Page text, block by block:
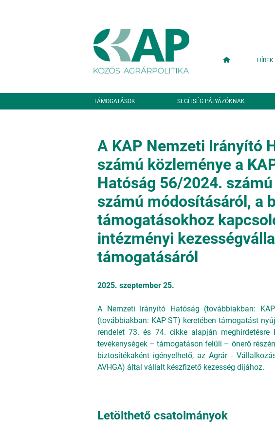
Fő navigáció
HÍREK
Másodlagos navigáció
TÁMOGATÁSOK SEGÍTSÉG PÁLYÁZÓKNAK
A KAP Nemzeti Irányító
számú közleménye a
Hatóság 56/2024.
számú módosításáról, a
támogatásokhoz
intézményi
támogatásáról
2025. szeptember 25.
A Nemzeti Irányító Hatóság (továbbiakban:
(továbbiakban: KAP ST) keretében támogatást
rendelet 73. és 74. cikke alapján
tevékenységek – támogatáson felüli – önerő
biztosítékaként igényelhető, az Agrár -
AVHGA) által vállalt készfizető kezesség díjához.
Letölthető csatolmányok